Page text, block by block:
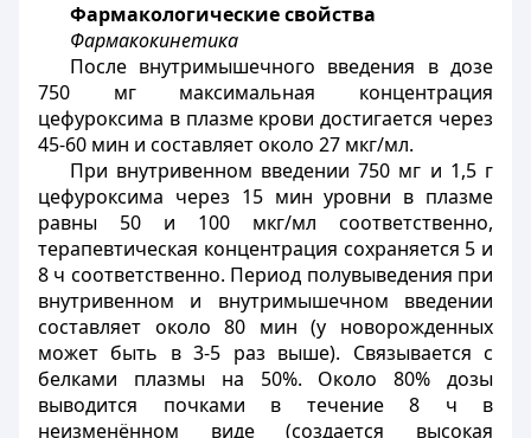
Фармакологические свойства
Фармакокинетика
После внутримышечного введения в дозе
750 мг максимальная концентрация
цефуроксима в плазме крови достигается через
45-60 мин и составляет около 27 мкг/мл.
При внутривенном введении 750 мг и 1,5 г
цефуроксима через 15 мин уровни в плазме
равны 50 и 100 мкг/мл соответственно,
терапевтическая концентрация сохраняется 5 и
8 ч соответственно. Период полувыведения при
внутривенном и внутримышечном введении
составляет около 80 мин (у новорожденных
может быть в 3-5 раз выше). Связывается с
белками плазмы на 50%. Около 80% дозы
выводится почками в течение 8 ч в
неизменённом виде (создается высокая